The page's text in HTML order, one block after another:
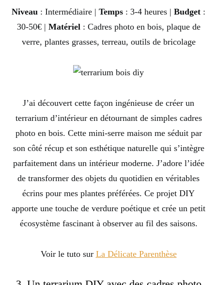
Niveau : Intermédiaire | Temps : 3-4 heures | Budget :
30-50€ | Matériel: Cadres photo en bois, plaque de
verre, plantes grasses, terreau, outils de bricolage
J’ai découvert cette façon ingénieuse de créer un
terrarium d’intérieur en détournant de simples cadres
photo en bois. Cette mini-serre maison me séduit par
son côté récup et son esthétique naturelle qui s’intègre
parfaitement dans un intérieur moderne. J’adore l’idée
de transformer des objets du quotidien en véritables
écrins pour mes plantes préférées. Ce projet DIY
apporte une touche de verdure poétique et crée un petit
écosystème fascinant à observer au fil des saisons.
Voir le tuto sur La Délicate Parenthèse